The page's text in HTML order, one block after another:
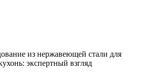
из нержавеющей стали для
экспертный взгляд